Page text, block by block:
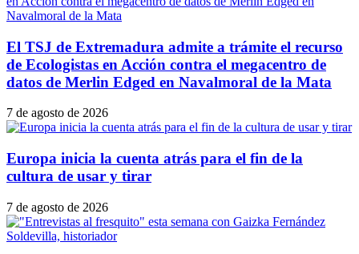
El TSJ de Extremadura admite a trámite el recurso
de Ecologistas en Acción contra el megacentro de
datos de Merlin Edged en Navalmoral de la Mata
7 de agosto de 2026
Europa inicia la cuenta atrás para el fin de la
cultura de usar y tirar
7 de agosto de 2026